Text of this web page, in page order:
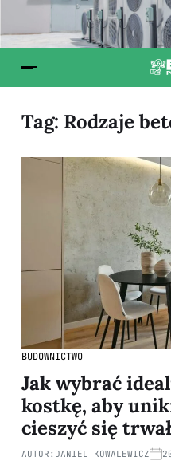
Tag: Rodzaje
BUDOWNICTWO
Jak wybrać
kostkę, aby
cieszyć się
AUTOR: DANIEL KOWALEWICZ